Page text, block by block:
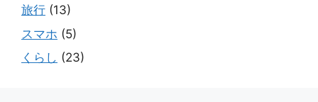
旅行 (13)
スマホ (5)
くらし (23)